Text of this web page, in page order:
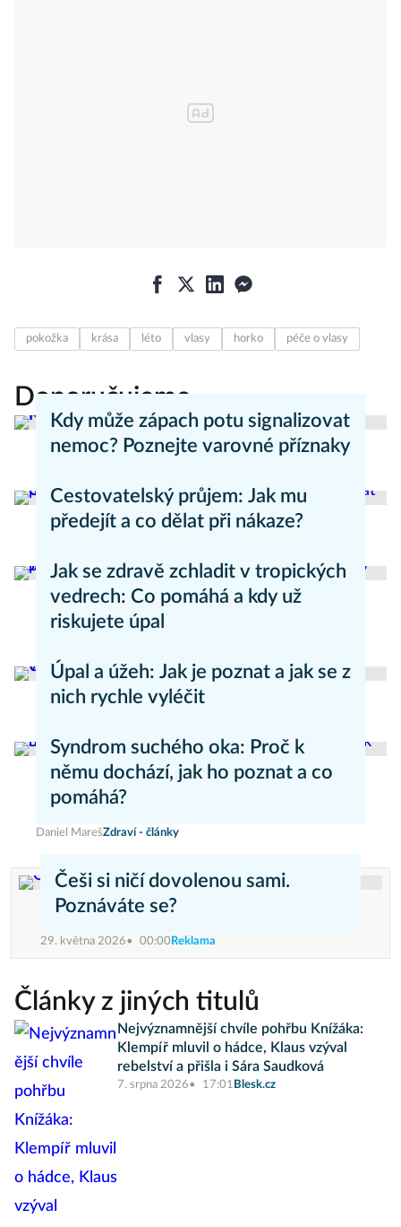
pokožka krása léto vlasy horko péče o vlasy
Doporučujeme
Kdy může zápach potu signalizovat
nemoc? Poznejte varovné příznaky
Cestovatelský průjem: Jak mu
předejít a co dělat při nákaze?
Jak se zdravě zchladit v tropických
vedrech: Co pomáhá a kdy už
riskujete úpal
Pavla Skurovcová
Úpal a úžeh: Jak je poznat a jak se z
nich rychle vyléčit
Syndrom suchého oka: Proč k
němu dochází, jak ho poznat a co
pomáhá?
Daniel MarešZdraví - články
Češi si ničí dovolenou sami.
Poznáváte se?
29. května 2026 00:00 Reklama
Články z jiných titulů
Nejvýznamnější chvíle pohřbu Knížáka:
Klempíř mluvil o hádce, Klaus vzýval
rebelství a přišla i Sára Saudková
7. srpna 2026 17:01 Blesk.cz